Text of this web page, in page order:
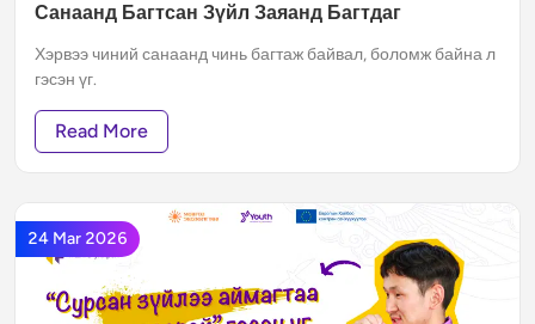
Санаанд Багтсан Зүйл Заяанд Багтдаг
Хэрвээ чиний санаанд чинь багтаж байвал, боломж байна л
гэсэн үг.
Read More
24 Mar 2026